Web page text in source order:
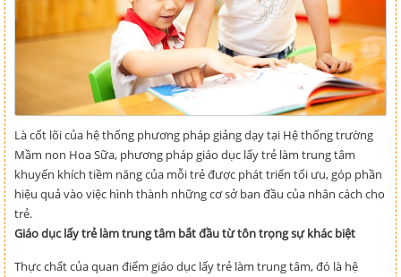
Là cốt lõi của hệ thống phương pháp giảng dạy tại Hệ thống trường
Mầm non Hoa Sữa, phương pháp giáo dục lấy trẻ làm trung tâm
khuyến khích tiềm năng của mỗi trẻ được phát triển tối ưu, góp phần
hiệu quả vào việc hình thành những cơ sở ban đầu của nhân cách cho
trẻ.
Giáo dục lấy trẻ làm trung tâm bắt đầu từ tôn trọng sự khác biệt
Thực chất của quan điểm giáo dục lấy trẻ làm trung tâm, đó là hệ